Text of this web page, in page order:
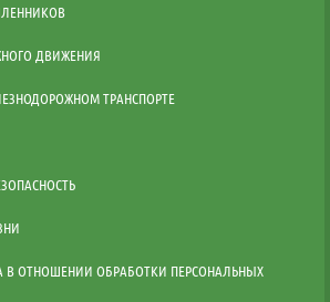
ДВИЖЕНИЯ
ТРАНСПОРТЕ
В ОТНОШЕНИИ ОБРАБОТКИ ПЕРСОНАЛЬНЫХ